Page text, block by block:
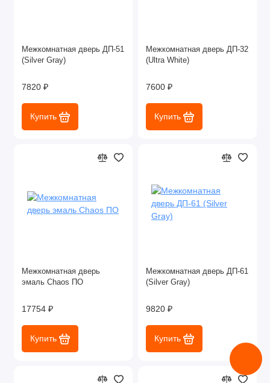
Межкомнатная дверь ДП-51
(Silver Gray)
7820 ₽
Купить
Межкомнатная дверь ДП-32
(Ultra White)
7600 ₽
Купить
Межкомнатная дверь
эмаль Chaos ПО
17754 ₽
Купить
Межкомнатная дверь ДП-61
(Silver Gray)
9820 ₽
Купить